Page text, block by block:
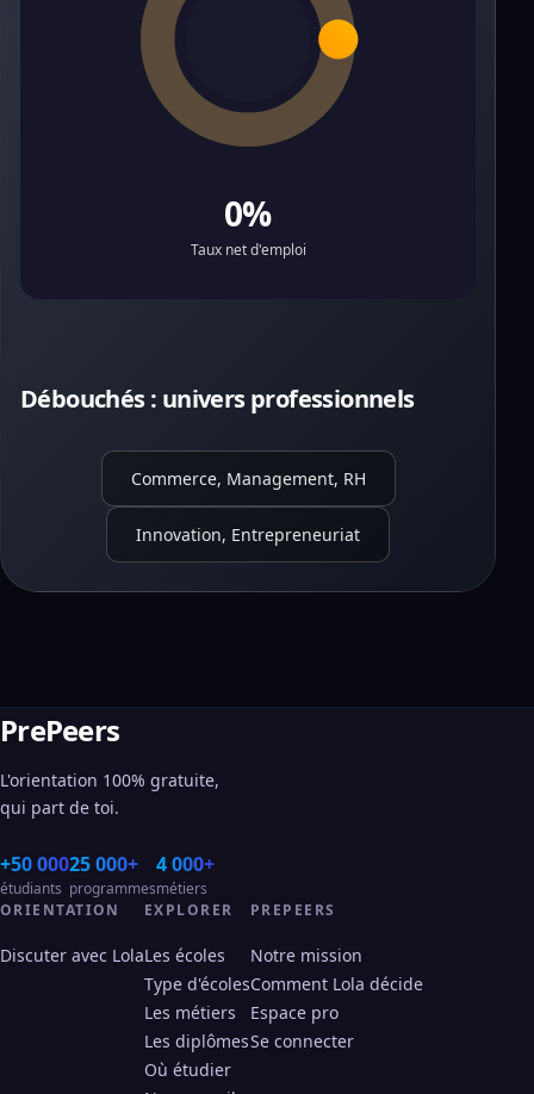
0%
Taux net d'emploi
Débouchés : univers professionnels
Commerce, Management, RH
Innovation, Entrepreneuriat
PrePeers
L'orientation 100% gratuite,
qui part de toi.
+50 000
étudiants
25 000+
programmes
4 000+
métiers
ORIENTATION
Discuter avec Lola
EXPLORER
Les écoles
Type d'écoles
Les métiers
Les diplômes
Où étudier
PREPEERS
Notre mission
Comment Lola décide
Espace pro
Se connecter